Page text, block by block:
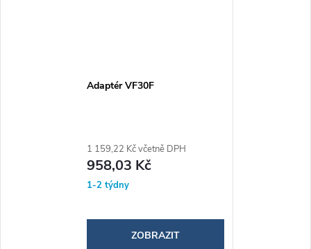
Adaptér VF30F
1 159,22 Kč včetně DPH
958,03 Kč
1-2 týdny
ZOBRAZIT